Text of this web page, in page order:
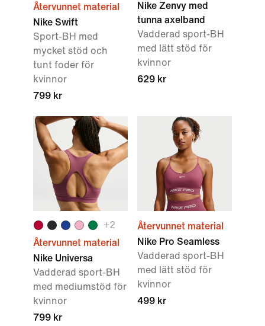
Återvunnet material
Nike Swift
Sport-BH med
mycket stöd och
tunt foder för
kvinnor
799 kr
Nike Zenvy med
tunna axelband
Vadderad sport-BH
med lätt stöd för
kvinnor
629 kr
+2
Återvunnet material
Nike Universa
Vadderad sport-BH
med mediumstöd för
kvinnor
799 kr
Återvunnet material
Nike Pro Seamless
Vadderad sport-BH
med lätt stöd för
kvinnor
499 kr